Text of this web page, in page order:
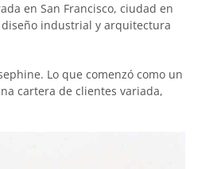
en San Francisco, ciudad en
industrial y arquitectura
Lo que comenzó como un
cartera de clientes variada,